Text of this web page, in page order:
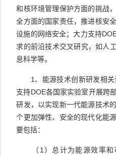
和核环境管理保护方面的挑战
全方面的国家责任，推进核安
设施的网络安全；大力支持
求的前沿技术交叉研究，如人
息科学等。
1 、能源技术创新研发相
支持DOE各国家实验室开展跨
研发，以实现新一代能源技术
个更加弹性、安全的现代化能
要包括：
（ 1 ）总计为能源效率